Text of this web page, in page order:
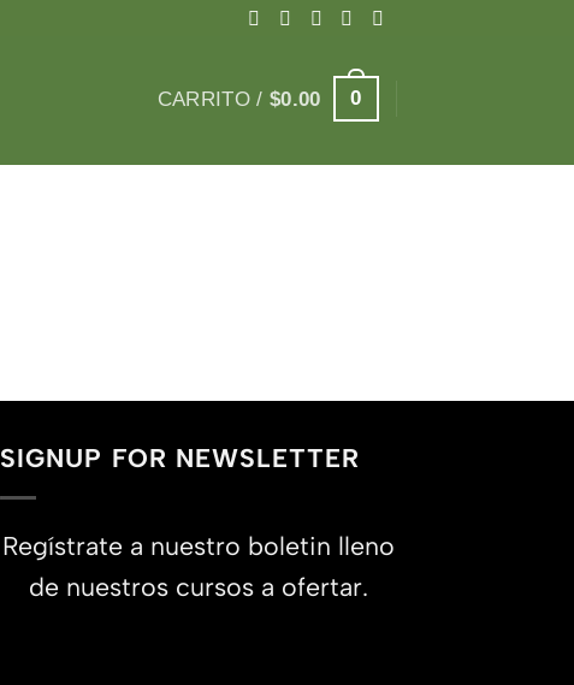
CARRITO /$0.00 0
SIGNUP FOR NEWSLETTER
Regístrate a nuestro boletin lleno
de nuestros cursos a ofertar.